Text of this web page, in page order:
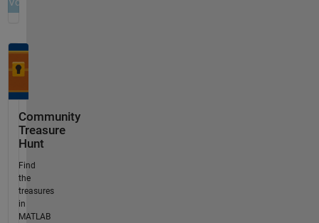
Community
Treasure
Hunt
Find
the
treasures
in
MATLAB